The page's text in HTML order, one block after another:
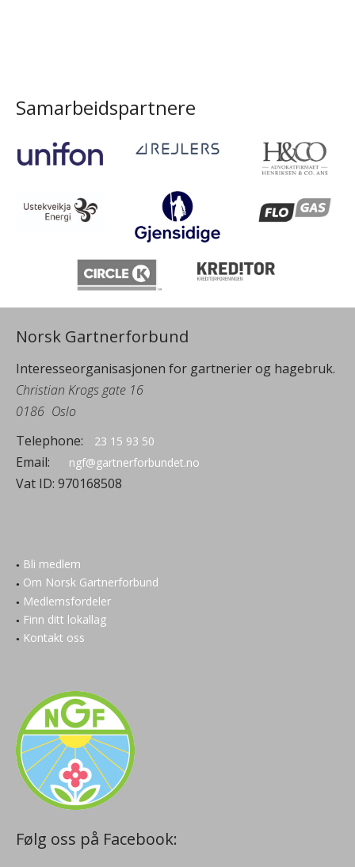
Samarbeidspartnere
Norsk Gartnerforbund
Interesseorganisasjonen for gartnerier og hagebruk.
Christian Krogs gate 16
0186 Oslo
Telephone:
23 15 93 50
Email: ngf@gartnerforbundet.no
Vat ID: 970168508
Bli medlem
Om Norsk Gartnerforbund
Medlemsfordeler
Finn ditt lokallag
Kontakt oss
Følg oss på Facebook: